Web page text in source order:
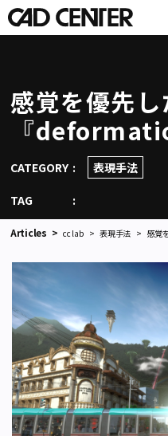
感覚を優先
『
CATEGORY 表現手法
TAG
Articles cc lab 表現手法 感覚